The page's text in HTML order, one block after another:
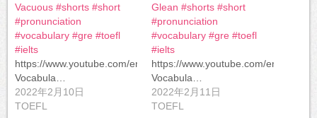
有
(新
し
い
ン
ド
ウ
で
開
き
ま
リ
ッ
ク
し
て
だ
さ
(新
し
Vacuous #shorts #short
#pronunciation
#vocabulary #gre #toefl
#ielts
https://www.youtube.com/embed/lc39xWMq8EA
Vocabula…
2022年2月10日
TOEFL
Glean #shorts #short
#pronunciation
#vocabulary #gre #toefl
#ielts
https://www.youtube.com/embed/
Vocabula…
2022年2月11日
TOEFL